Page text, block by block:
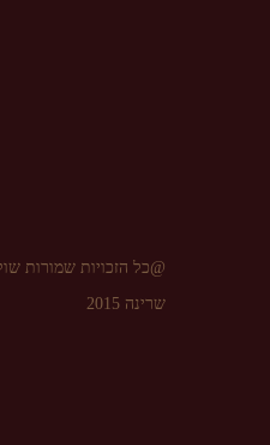
@כל הזכויות שמורות
שרינה 2015